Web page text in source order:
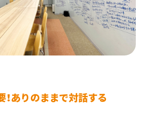
ありのままで対話する